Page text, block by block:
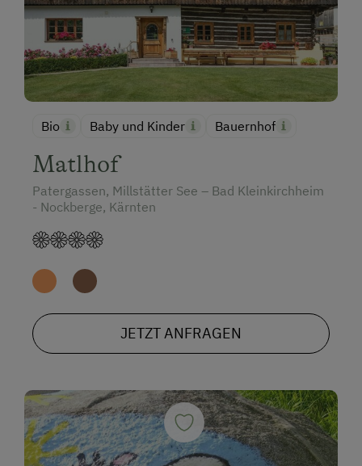
Bio Baby und Kinder Bauernhof
Matlhof
Patergassen, Millstätter See – Bad Kleinkirchheim
- Nockberge, Kärnten
JETZT ANFRAGEN